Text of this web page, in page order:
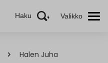
Haku Valikko
Halen Juha